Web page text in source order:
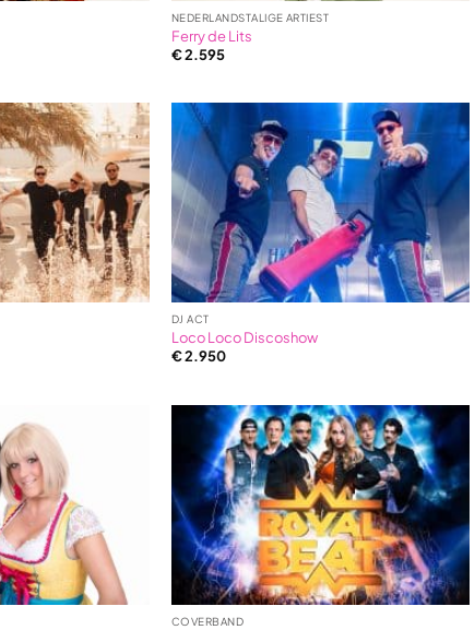
NEDERLANDSTALIGE ARTIEST
Ferry de Lits
€2.595
DJ ACT
Loco Loco Discoshow
€2.950
COVERBAND